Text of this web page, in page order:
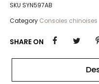
SKU SYN597AB
Category Consoles chinoises
SHARE ON